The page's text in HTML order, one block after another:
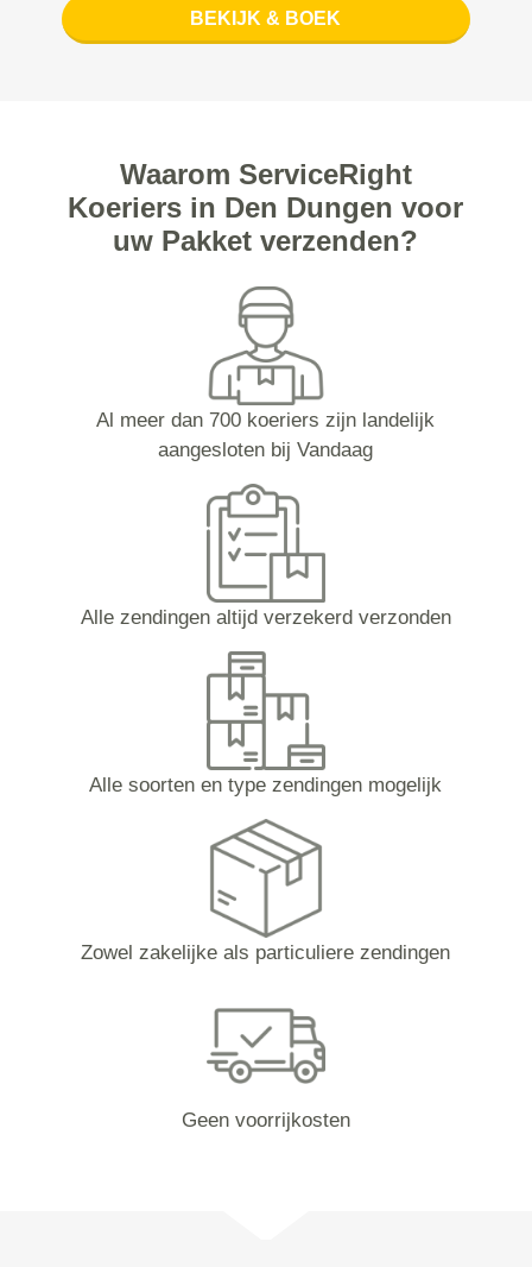
BEKIJK & BOEK
Waarom ServiceRight
Koeriers in Den Dungen voor
uw Pakket verzenden?
Al meer dan 700 koeriers zijn landelijk
aangesloten bij Vandaag
Alle zendingen altijd verzekerd verzonden
Alle soorten en type zendingen mogelijk
Zowel zakelijke als particuliere zendingen
Geen voorrijkosten